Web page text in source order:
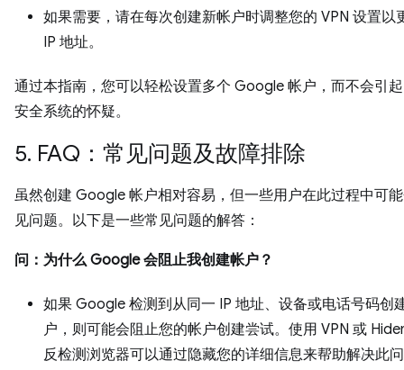
如果需要，请在每次创建新帐户时调整您的 VPN 设置以
IP 地址。
通过本指南，您可以轻松设置多个 Google 帐户，而不会引
安全系统的怀疑。
5. FAQ：常见问题及故障排除
虽然创建 Google 帐户相对容易，但一些用户在此过程中可
见问题。以下是一些常见问题的解答：
问：为什么 Google 会阻止我创建帐户？
如果 Google 检测到从同一 IP 地址、设备或电话号码创
户，则可能会阻止您的帐户创建尝试。使用 VPN 或
反检测浏览器可以通过隐藏您的详细信息来帮助解决此